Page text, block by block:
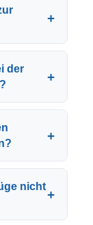
+
der
+
+
nicht
+